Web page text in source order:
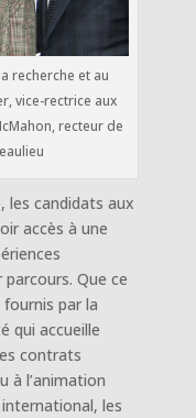
recherche et au
vice-rectrice aux
recteur de
les candidats aux
accès à une
Que ce
par la
qui accueille
contrats
à l’animation
les